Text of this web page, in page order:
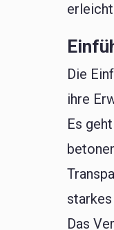
Die
ihre
Es
Das